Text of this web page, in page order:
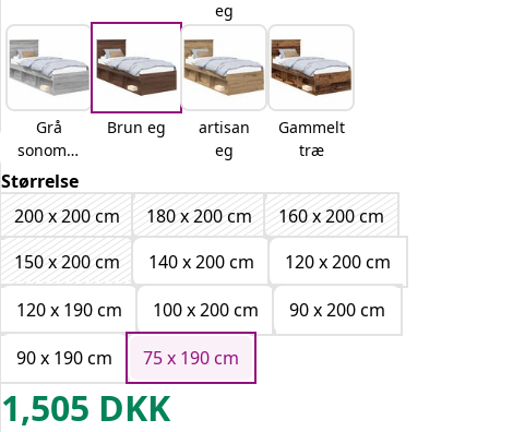
eg
Grå
sonoma-
eg
Brun eg
artisan
eg
Gammelt
træ
Størrelse
200 x 200 cm
180 x 200 cm
160 x 200 cm
150 x 200 cm
140 x 200 cm
120 x 200 cm
120 x 190 cm
100 x 200 cm
90 x 200 cm
90 x 190 cm
75 x 190 cm
1,505 DKK